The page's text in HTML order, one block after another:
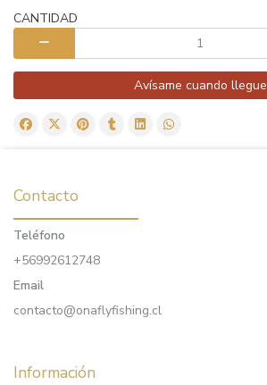
CANTIDAD
Avísame cuando llegue
Contacto
Teléfono
+56992612748
Email
contacto@onaflyfishing.cl
Información